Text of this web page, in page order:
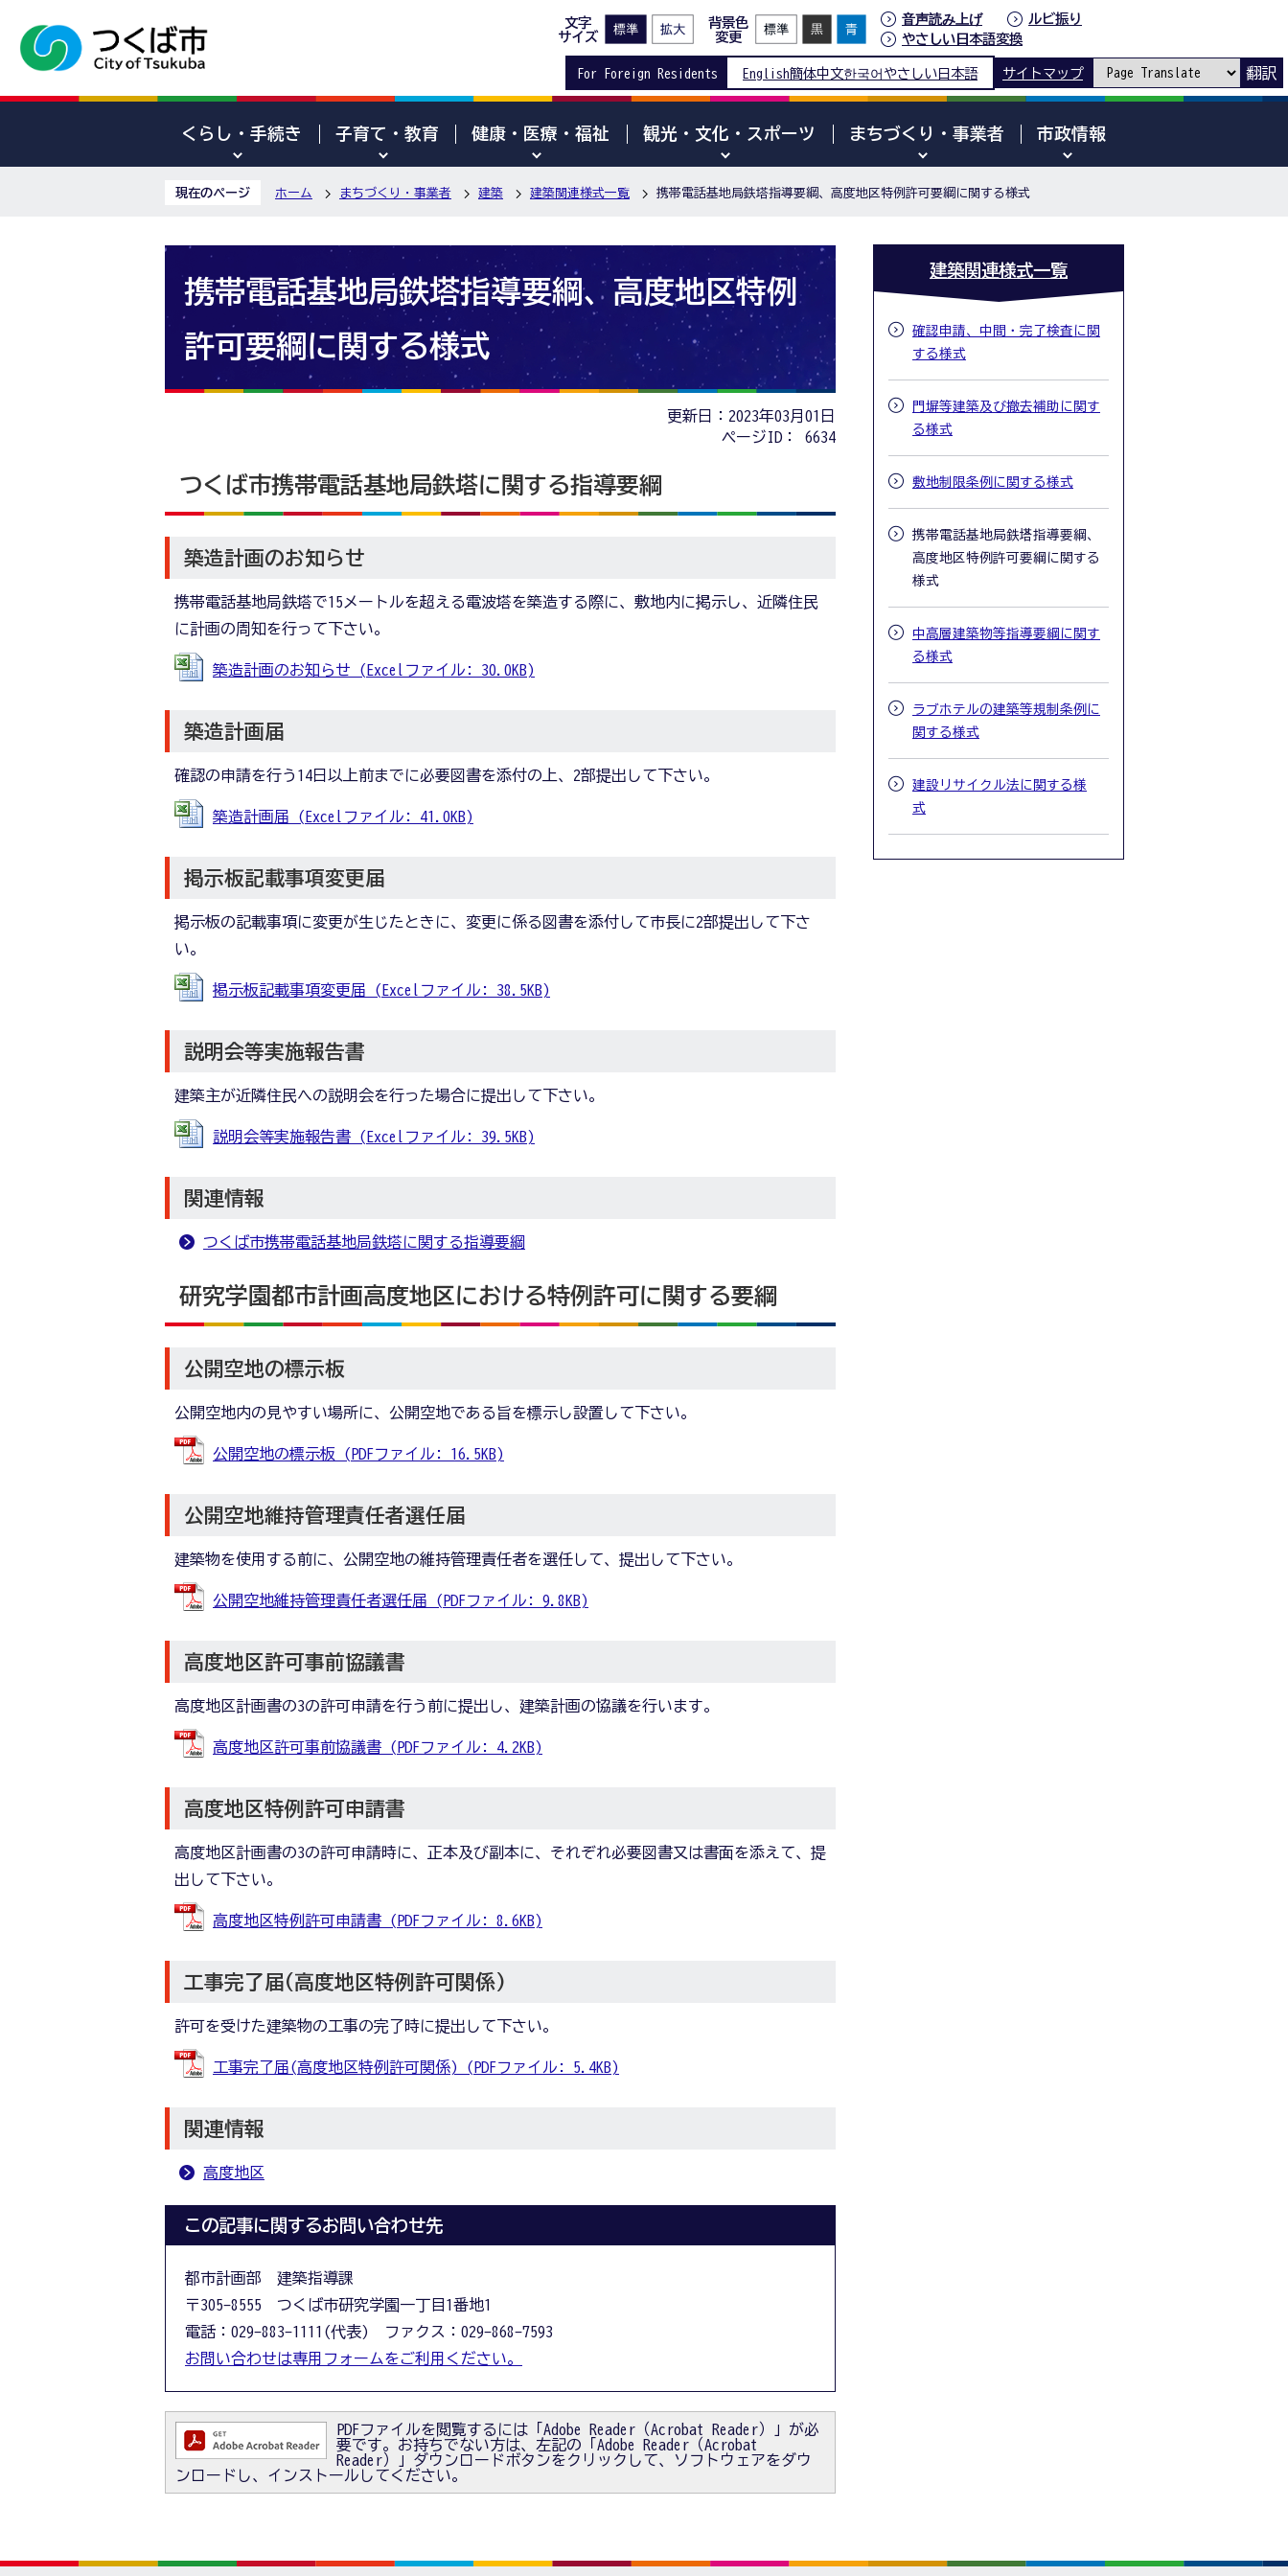
文字
サイズ
背景色
変更
音声読み上げ
ルビ振り
やさしい日本語変換
For Foreign Residents English簡体中文한국어 やさしい日本語 サイトマップ 翻訳
くらし・手続き 子育て・教育 健康・医療・福祉 観光・文化・スポーツ まちづくり・事業者 市政情報
現在のページ ホーム まちづくり・事業者 建築 建築関連様式一覧 携帯電話基地局鉄塔指導要綱、高度地区特例許可要綱に関する様式
携帯電話基地局鉄塔指導要綱、高度地区特例
許可要綱に関する様式
更新日：2023年03月01日
ページID：
6634
つくば市携帯電話基地局鉄塔に関する指導要綱
築造計画のお知らせ
携帯電話基地局鉄塔で15メートルを超える電波塔を築造する際に、敷地内に掲示し、近隣住民
に計画の周知を行って下さい。
築造計画のお知らせ (Excelファイル: 30.0KB)
築造計画届
確認の申請を行う14日以上前までに必要図書を添付の上、2部提出して下さい。
築造計画届 (Excelファイル: 41.0KB)
掲示板記載事項変更届
掲示板の記載事項に変更が生じたときに、変更に係る図書を添付して市長に2部提出して下さ
い。
掲示板記載事項変更届 (Excelファイル: 38.5KB)
説明会等実施報告書
建築主が近隣住民への説明会を行った場合に提出して下さい。
説明会等実施報告書 (Excelファイル: 39.5KB)
関連情報
つくば市携帯電話基地局鉄塔に関する指導要綱
研究学園都市計画高度地区における特例許可に関する要綱
公開空地の標示板
公開空地内の見やすい場所に、公開空地である旨を標示し設置して下さい。
公開空地の標示板 (PDFファイル: 16.5KB)
公開空地維持管理責任者選任届
建築物を使用する前に、公開空地の維持管理責任者を選任して、提出して下さい。
公開空地維持管理責任者選任届 (PDFファイル: 9.8KB)
高度地区許可事前協議書
高度地区計画書の3の許可申請を行う前に提出し、建築計画の協議を行います。
高度地区許可事前協議書 (PDFファイル: 4.2KB)
高度地区特例許可申請書
高度地区計画書の3の許可申請時に、正本及び副本に、それぞれ必要図書又は書面を添えて、提
出して下さい。
高度地区特例許可申請書 (PDFファイル: 8.6KB)
工事完了届(高度地区特例許可関係)
許可を受けた建築物の工事の完了時に提出して下さい。
工事完了届(高度地区特例許可関係) (PDFファイル: 5.4KB)
関連情報
高度地区
この記事に関するお問い合わせ先
都市計画部 建築指導課
〒305-8555 つくば市研究学園一丁目1番地1
電話：029-883-1111(代表) ファクス：029-868-7593
お問い合わせは専用フォームをご利用ください。
PDFファイルを閲覧するには「Adobe Reader（Acrobat Reader）」が必
要です。お持ちでない方は、左記の「Adobe Reader（Acrobat
Reader）」ダウンロードボタンをクリックして、ソフトウェアをダウ
ンロードし、インストールしてください。
建築関連様式一覧
確認申請、中間・完了検査に関
する様式
門塀等建築及び撤去補助に関す
る様式
敷地制限条例に関する様式
携帯電話基地局鉄塔指導要綱、
高度地区特例許可要綱に関する
様式
中高層建築物等指導要綱に関す
る様式
ラブホテルの建築等規制条例に
関する様式
建設リサイクル法に関する様
式